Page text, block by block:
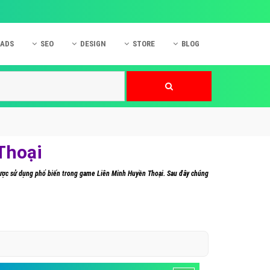
cáo Online
SEO DESIGN STORE BLOG
sử dụng phổ biến trong game Liên Minh Huyền Thoại. Sau đây chúng